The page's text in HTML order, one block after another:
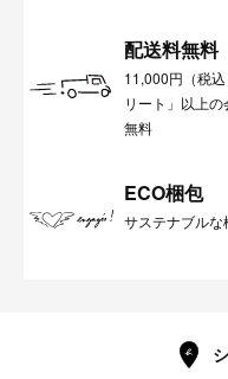
配送料無料
11,000円（税
リート」以上
無料
ECO梱包
サステナブル